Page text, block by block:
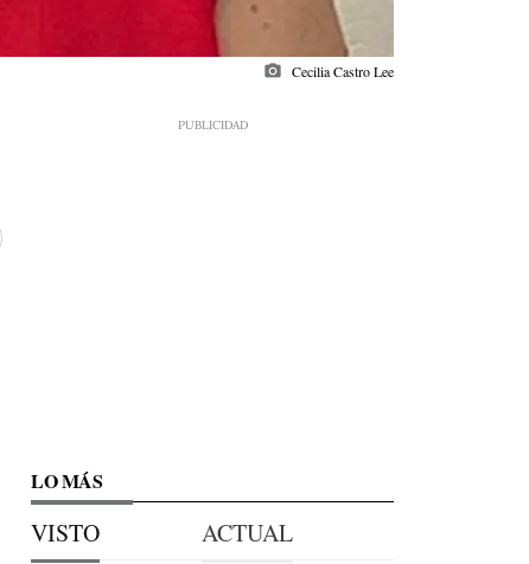
photo_camera Cecilia Castro Lee
LO MÁS
VISTO ACTUAL